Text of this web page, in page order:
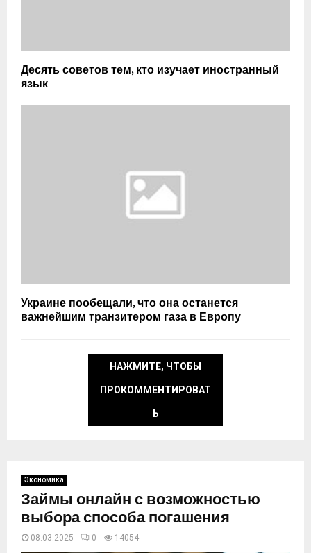
Десять советов тем, кто изучает иностранный
язык
Украине пообещали, что она останется
важнейшим транзитером газа в Европу
НАЖМИТЕ, ЧТОБЫ
ПРОКОММЕНТИРОВАТ
Ь
Экономика
Займы онлайн с возможностью
выбора способа погашения
08.03.2025 0 14054